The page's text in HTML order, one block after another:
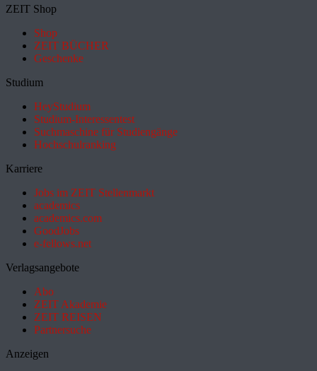
ZEIT Shop
Shop
ZEIT BÜCHER
Geschenke
Studium
HeyStudium
Studium-Interessentest
Suchmaschine für Studiengänge
Hochschulranking
Karriere
Jobs im ZEIT Stellenmarkt
academics
academics.com
GoodJobs
e-fellows.net
Verlagsangebote
Abo
ZEIT Akademie
ZEIT REISEN
Partnersuche
Anzeigen